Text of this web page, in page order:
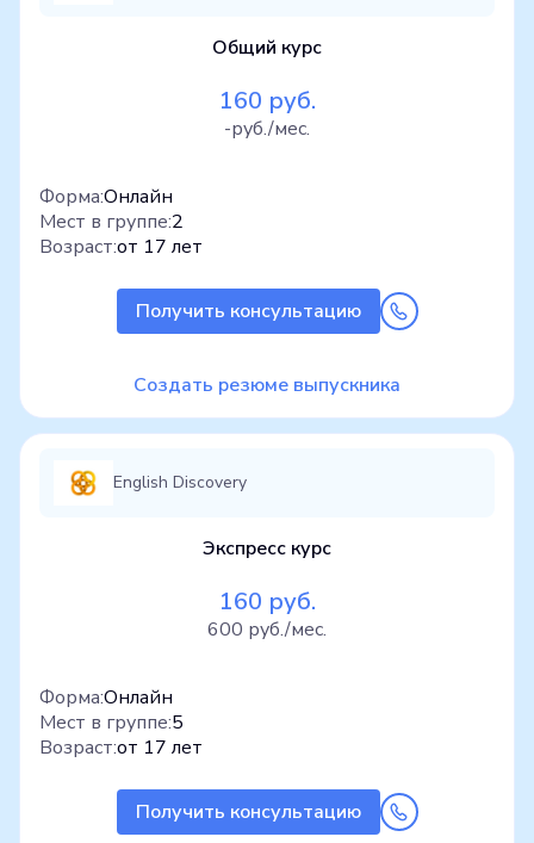
Общий курс
160 руб.
-руб./мес.
Форма:Онлайн
Мест в группе:2
Возраст:от 17 лет
Получить консультацию
Создать резюме выпускника
English Discovery
Экспресс курс
160 руб.
600 руб./мес.
Форма:Онлайн
Мест в группе:5
Возраст:от 17 лет
Получить консультацию